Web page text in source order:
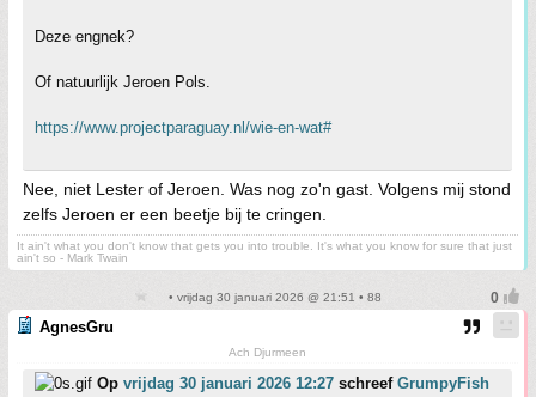
Deze engnek?
Of natuurlijk Jeroen Pols.
https://www.projectparaguay.nl/wie-en-wat#
Nee, niet Lester of Jeroen. Was nog zo'n gast. Volgens mij stond
zelfs Jeroen er een beetje bij te cringen.
It ain't what you don't know that gets you into trouble. It's what you know for sure that just
ain't so - Mark Twain
• vrijdag 30 januari 2026 @ 21:51 • 88
AgnesGru
Ach Djurmeen
Op vrijdag 30 januari 2026 12:27 schreef GrumpyFish